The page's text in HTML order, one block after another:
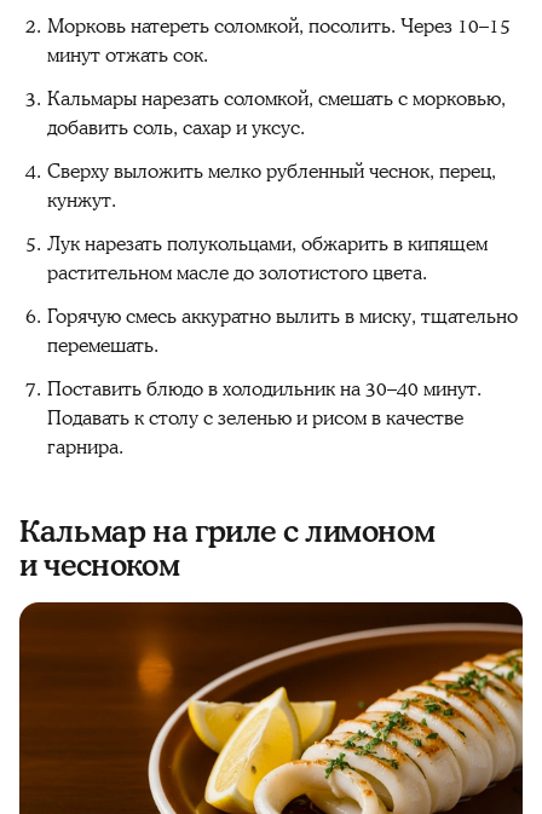
Морковь натереть соломкой, посолить. Через 10–15
минут отжать сок.
Кальмары нарезать соломкой, смешать с морковью,
добавить соль, сахар и уксус.
Сверху выложить мелко рубленный чеснок, перец,
кунжут.
Лук нарезать полукольцами, обжарить в кипящем
растительном масле до золотистого цвета.
Горячую смесь аккуратно вылить в миску, тщательно
перемешать.
Поставить блюдо в холодильник на 30–40 минут.
Подавать к столу с зеленью и рисом в качестве
гарнира.
Кальмар на гриле с лимоном
и чесноком